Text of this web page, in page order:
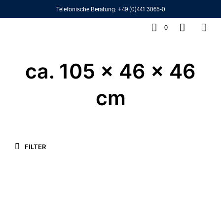
Telefonische Beratung: +49 (0)441 3065-0
0
ca. 105 x 46 x 46
cm
FILTER